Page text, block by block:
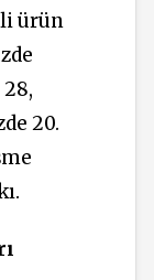
ürün
20.